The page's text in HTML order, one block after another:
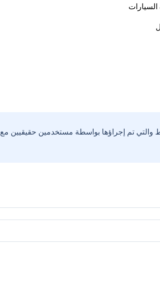
والتي تم إجراؤها بواسطة مستخدمين حقيقيين مع